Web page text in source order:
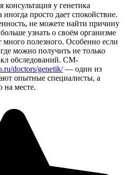
у генетика
иногда просто дает спокойствие.
не можете найти причину
узнать о своём организме
полезного. Особенно если
можно получить не только
обследований. СМ-
doctors/genetik/— один из
опытные специалисты, а
на месте.